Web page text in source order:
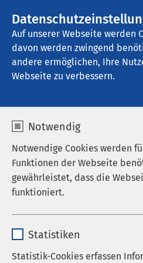
Auf unserer Webseite werden
davon werden zwingend
andere ermöglichen, Ihre
Webseite zu verbessern.
Notwendig
Notwendige Cookies werden
Funktionen der Webseite
gewährleistet, dass die
funktioniert.
Anbieter sgalinski
Statistiken
Statistik-Cookies erfassen
Startseite der AMEOS Gruppe